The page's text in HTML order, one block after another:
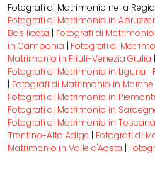
Fotografi di Matrimonio nella
Fotografi di Matrimonio in
Basilicata | Fotografi di
in Campania | Fotografi di
Matrimonio in Friuli-Venezia Giulia |
Fotografi di Matrimonio in Liguria |
| Fotografi di Matrimonio in Marche
Fotografi di Matrimonio in
Fotografi di Matrimonio in
Fotografi di Matrimonio in Toscana
Trentino-Alto Adige | Fotografi di
Matrimonio in Valle d'Aosta |